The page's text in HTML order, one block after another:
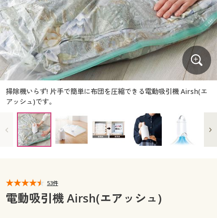
ジュニア・ティーンズ下着
大きいサイズ レディース服
大きいサイズ レディース下着
大きいサイズ メンズ
大きいサイズ 事務・制服
バーゲンセール
シークレットセール
詳細検索
商品カテゴリ一覧
カタログ
カタログ・チラシからのご注文
デジタルカタログ
カタログ無料プレゼント
マイページ
大きいサイズ レディース下着
大きいサイズ メンズ
大きいサイズ 事務・制服
シークレットセール
商品カテゴリ一覧
カタログ
カタログ・チラシからのご注文
カタログ無料プレゼント
会員メニュー
閲覧履歴
掃除機いらず! 片手で簡単に布団を圧縮できる電動吸引機 Airsh(エ
アッシュ)です。
53件
電動吸引機 Airsh(エアッシュ)